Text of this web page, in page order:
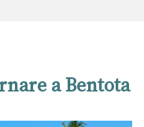
a Bentota